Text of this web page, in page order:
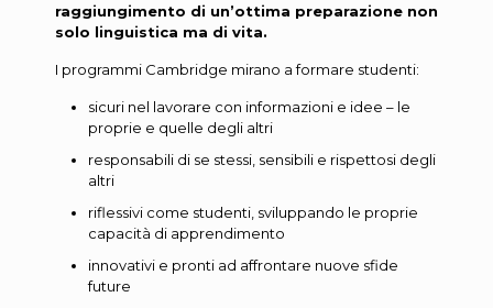
raggiungimento di un’ottima preparazione non
solo linguistica ma di vita.
I programmi Cambridge mirano a formare studenti:
sicuri nel lavorare con informazioni e idee – le
proprie e quelle degli altri
responsabili di se stessi, sensibili e rispettosi degli
altri
riflessivi come studenti, sviluppando le proprie
capacità di apprendimento
innovativi e pronti ad affrontare nuove sfide
future